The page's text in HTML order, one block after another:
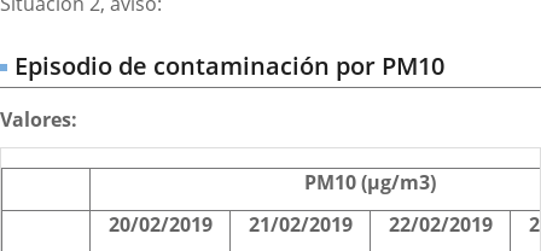
Episodio de contaminación por PM10
Valores:
PM10 (µg/m3)
20/02/2019
21/02/2019 22/02/2019